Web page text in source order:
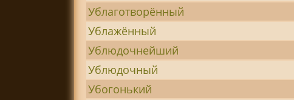
Ублаготворённый
Ублажённый
Ублюдочнейший
Ублюдочный
Убогонький